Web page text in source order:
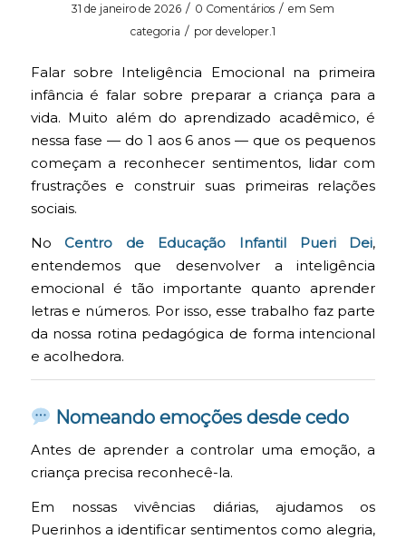
31 de janeiro de 2026 / 0 Comentários / em Sem
categoria / por developer.1
Falar sobre Inteligência Emocional na primeira
infância é falar sobre preparar a criança para a
vida. Muito além do aprendizado acadêmico, é
nessa fase — do 1 aos 6 anos — que os pequenos
começam a reconhecer sentimentos, lidar com
frustrações e construir suas primeiras relações
sociais.
No Centro de Educação Infantil Pueri Dei,
entendemos que desenvolver a inteligência
emocional é tão importante quanto aprender
letras e números. Por isso, esse trabalho faz parte
da nossa rotina pedagógica de forma intencional
e acolhedora.
Nomeando emoções desde cedo
Antes de aprender a controlar uma emoção, a
criança precisa reconhecê-la.
Em nossas vivências diárias, ajudamos os
Puerinhos a identificar sentimentos como alegria,